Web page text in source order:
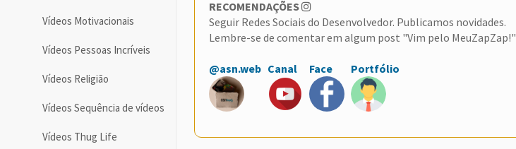
Vídeos Motivacionais
Vídeos Pessoas Incríveis
Vídeos Religião
Vídeos Sequência de vídeos
Vídeos Thug Life
RECOMENDAÇÕES
Seguir Redes Sociais do Desenvolvedor. Publicamos novidades.
Lembre-se de comentar em algum post "Vim pelo MeuZapZap!"
@asn.web Canal Face Portfólio